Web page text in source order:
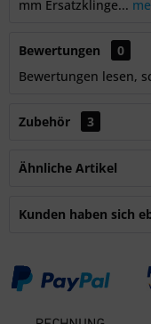
mm Ersatzklinge...
Bewertungen
0
Bewertungen lesen,
Zubehör 3
Ähnliche Artikel
Kunden haben sich